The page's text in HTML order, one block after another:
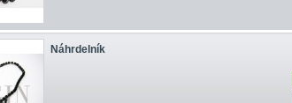
Náhrdelník